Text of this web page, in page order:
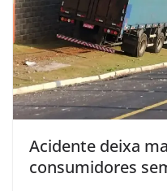
Acidente deixa
consumidores